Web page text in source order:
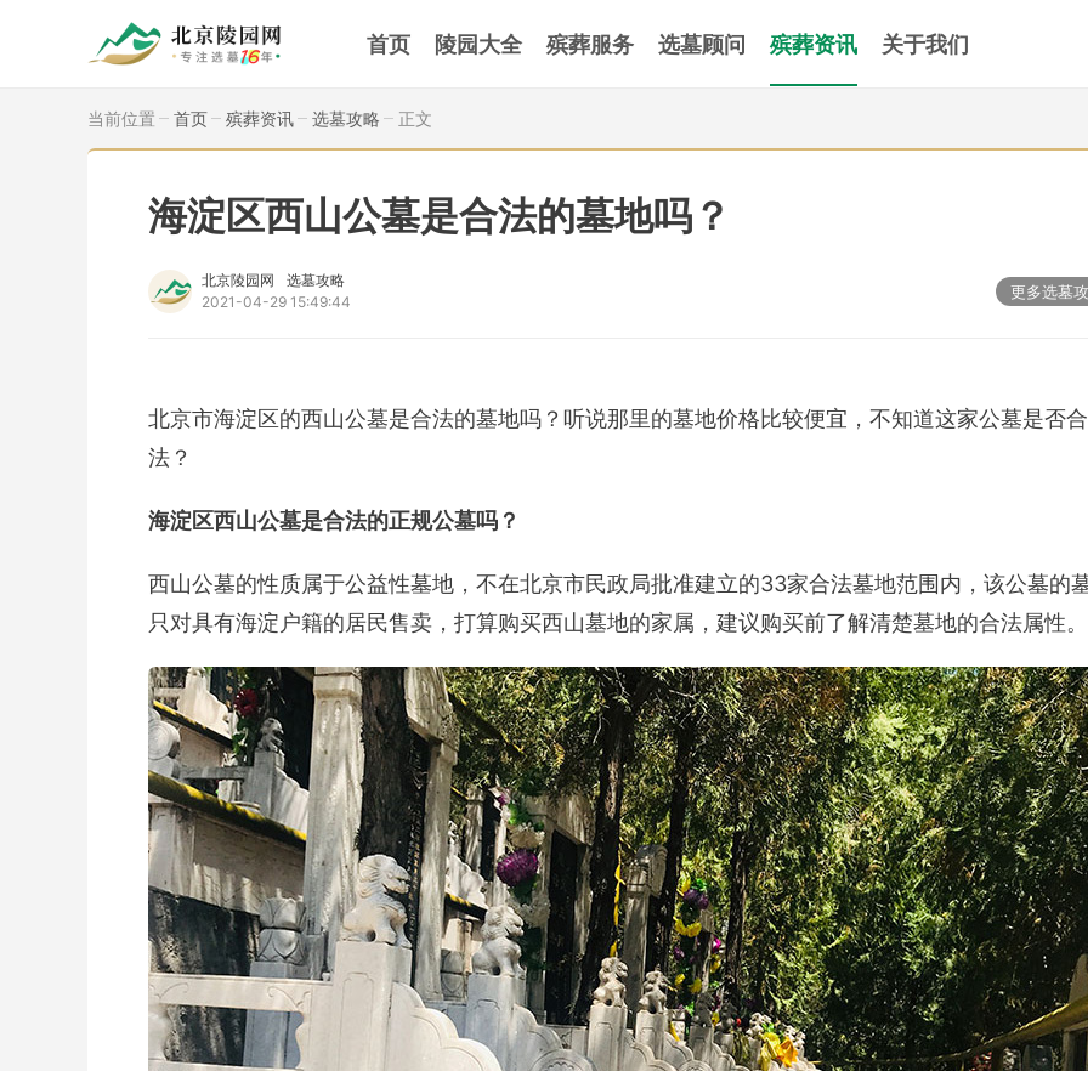
首页 陵园大全 殡葬服务 选墓顾问 殡葬资讯 关于我们
当前位置 首页 殡葬资讯 选墓攻略 正文
海淀区西山公墓是合法的墓地吗？
北京陵园网
选墓攻略
2021-04-29 15:49:44
更多选墓
北京市海淀区的西山公墓是合法的墓地吗？听说那里的墓地价格比较便宜，不知道这家公墓是否合
法？
海淀区西山公墓是合法的正规公墓吗？
西山公墓的性质属于公益性墓地，不在北京市民政局批准建立的33家合法墓地范围内，该公墓的
只对具有海淀户籍的居民售卖，打算购买西山墓地的家属，建议购买前了解清楚墓地的合法属性。